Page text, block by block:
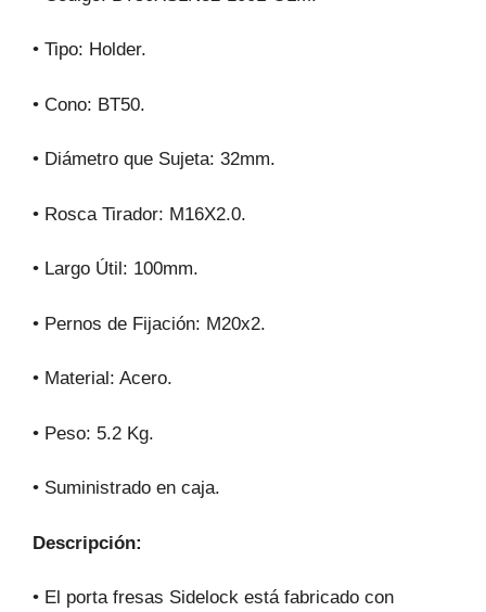
• Tipo: Holder.
• Cono: BT50.
• Diámetro que Sujeta: 32mm.
• Rosca Tirador: M16X2.0.
• Largo Útil: 100mm.
• Pernos de Fijación: M20x2.
• Material: Acero.
• Peso: 5.2 Kg.
• Suministrado en caja.
Descripción:
• El porta fresas Sidelock está fabricado con